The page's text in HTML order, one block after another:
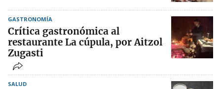
GASTRONOMÍA
Crítica gastronómica al
restaurante La cúpula, por Aitzol
Zugasti
SALUD